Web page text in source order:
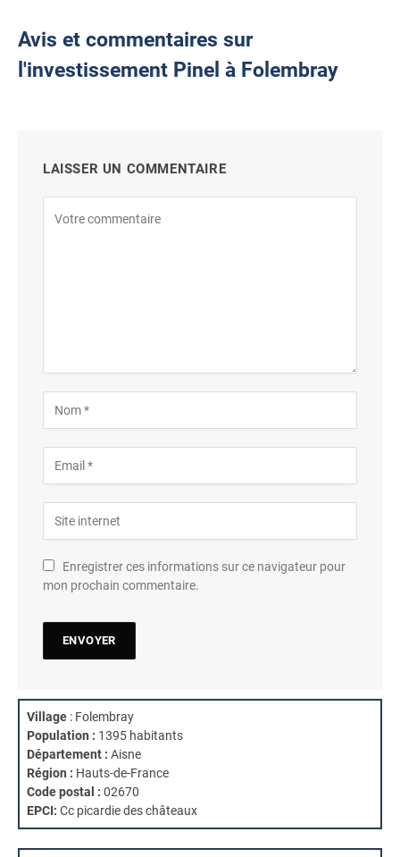
Avis et commentaires sur
l'investissement Pinel à Folembray
LAISSER UN COMMENTAIRE
Enregistrer ces informations sur ce navigateur pour
mon prochain commentaire.
Village : Folembray
Population : 1395 habitants
Département : Aisne
Région : Hauts-de-France
Code postal : 02670
EPCI: Cc picardie des châteaux